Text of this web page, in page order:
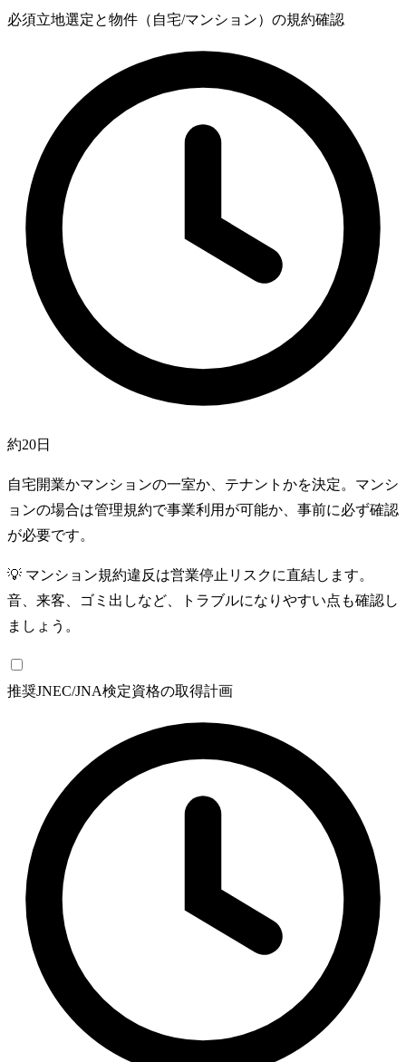
必須立地選定と物件（自宅/マンション）の規約確認
約20日
自宅開業かマンションの一室か、テナントかを決定。マンシ
ョンの場合は管理規約で事業利用が可能か、事前に必ず確認
が必要です。
💡 マンション規約違反は営業停止リスクに直結します。
音、来客、ゴミ出しなど、トラブルになりやすい点も確認し
ましょう。
推奨JNEC/JNA検定資格の取得計画